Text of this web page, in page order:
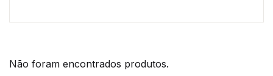
Não foram encontrados produtos.